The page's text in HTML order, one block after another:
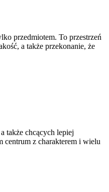
przedmiotem. To przestrzeń
a także przekonanie, że
także chcących lepiej
centrum z charakterem i wielu